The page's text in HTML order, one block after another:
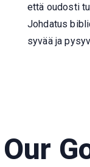
että oudosti
Johdatus
syvää ja
Our